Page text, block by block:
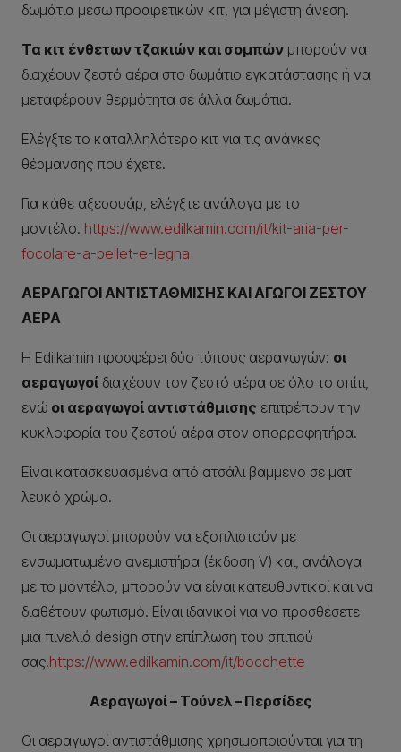
δωμάτια μέσω προαιρετικών κιτ, για μέγιστη άνεση.
Τα κιτ ένθετων τζακιών και σομπών μπορούν να
διαχέουν ζεστό αέρα στο δωμάτιο εγκατάστασης ή να
μεταφέρουν θερμότητα σε άλλα δωμάτια.
Ελέγξτε το καταλληλότερο κιτ για τις ανάγκες
θέρμανσης που έχετε.
Για κάθε αξεσουάρ, ελέγξτε ανάλογα με το
μοντέλο. https://www.edilkamin.com/it/kit-aria-per-
focolare-a-pellet-e-legna
ΑΕΡΑΓΩΓΟΙ ΑΝΤΙΣΤΑΘΜΙΣΗΣ ΚΑΙ ΑΓΩΓΟΙ ΖΕΣΤΟΥ
ΑΕΡΑ
Η Edilkamin προσφέρει δύο τύπους αεραγωγών: οι
αεραγωγοί διαχέουν τον ζεστό αέρα σε όλο το σπίτι,
ενώ οι αεραγωγοί αντιστάθμισης επιτρέπουν την
κυκλοφορία του ζεστού αέρα στον απορροφητήρα.
Είναι κατασκευασμένα από ατσάλι βαμμένο σε ματ
λευκό χρώμα.
Οι αεραγωγοί μπορούν να εξοπλιστούν με
ενσωματωμένο ανεμιστήρα (έκδοση V) και, ανάλογα
με το μοντέλο, μπορούν να είναι κατευθυντικοί και να
διαθέτουν φωτισμό. Είναι ιδανικοί για να προσθέσετε
μια πινελιά design στην επίπλωση του σπιτιού
σας.https://www.edilkamin.com/it/bocchette
Αεραγωγοί – Τούνελ – Περσίδες
Οι αεραγωγοί αντιστάθμισης χρησιμοποιούνται για τη